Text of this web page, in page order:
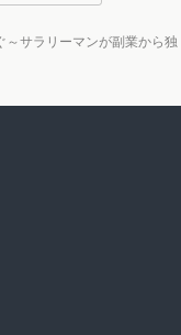
サラリーマンが副業から独